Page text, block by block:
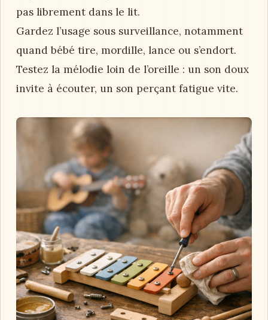
pas librement dans le lit.
Gardez l’usage sous surveillance, notamment
quand bébé tire, mordille, lance ou s’endort.
Testez la mélodie loin de l’oreille : un son doux
invite à écouter, un son perçant fatigue vite.